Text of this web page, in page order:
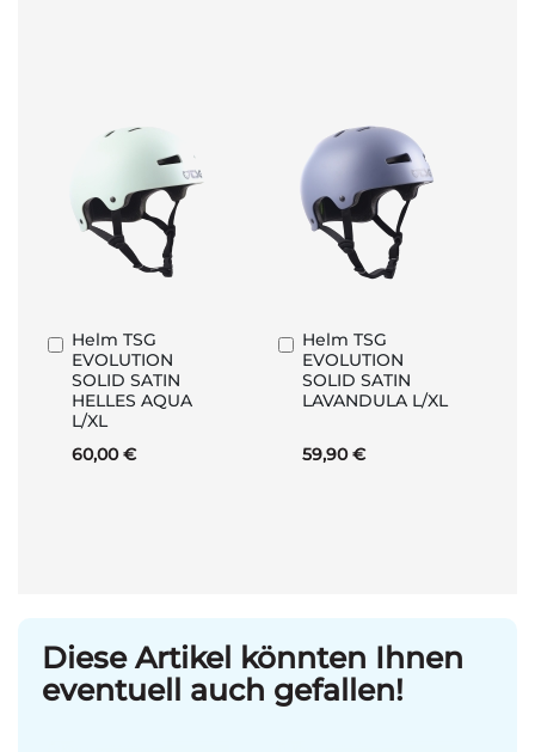
Helm TSG
EVOLUTION
SOLID SATIN
HELLES AQUA
L/XL
60,00 €
In
den
Warenkorb
Helm TSG
EVOLUTION
SOLID SATIN
LAVANDULA L/XL
59,90 €
In
den
Warenkorb
Diese Artikel könnten Ihnen
eventuell auch gefallen!